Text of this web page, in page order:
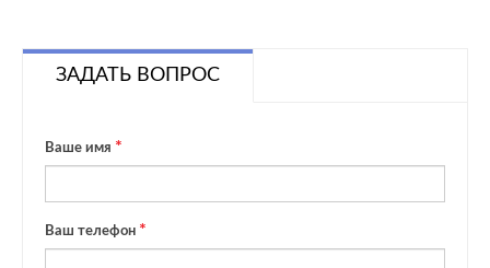
ЗАДАТЬ ВОПРОС
Ваше имя
Ваш телефон